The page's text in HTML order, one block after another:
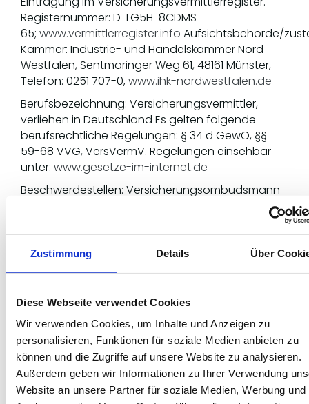
Zustimmung Details Über
Diese Webseite verwendet Cookies
Wir verwenden Cookies, um Inhalte und Anzeigen zu
personalisieren, Funktionen für soziale Medien anbieten zu
können und die Zugriffe auf unsere Website zu analysieren.
Außerdem geben wir Informationen zu Ihrer Verwendung
Website an unsere Partner für soziale Medien, Werbung und
Registernummer: D-LG5H-8CDMS-
65; www.vermittlerregister.info Aufsichtsbehörde/
Kammer: Industrie- und Handelskammer Nord
Westfalen, Sentmaringer Weg 61, 48161 Münster,
Telefon: 0251 707-0,www.ihk-nordwestfalen.de
Berufsbezeichnung: Versicherungsvermittler,
verliehen in Deutschland Es gelten folgende
berufsrechtliche Regelungen: § 34 d GewO, §§
59-68 VVG, VersVermV. Regelungen einsehbar
unter: www.gesetze-im-internet.de
Beschwerdestellen: Versicherungsombudsmann
Informationspflichten für
Dienstleistungen von
Kraftfahrzeugtechnikern
Aufsichtsbehörden/zuständige Kammern:
Handwerkskammer Dortmund, Reinoldistraße 7-9,
44135 Dortmund und Kreishandwerkerschaft
Coesfeld, Borkener Straße 1, 48653 Coesfeld